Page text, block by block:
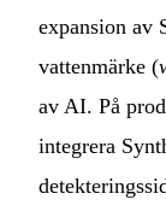
expansion av
vattenmärke (
av AI. På
integrera